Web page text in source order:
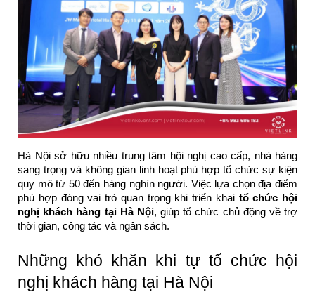
Hà Nội sở hữu nhiều trung tâm hội nghị cao cấp, nhà hàng
sang trọng và không gian linh hoạt phù hợp tổ chức sự kiện
quy mô từ 50 đến hàng nghìn người. Việc lựa chọn địa điểm
phù hợp đóng vai trò quan trọng khi triển khai tổ chức hội
nghị khách hàng tại Hà Nội, giúp tổ chức chủ động về trợ
thời gian, công tác và ngân sách.
Những khó khăn khi tự tổ chức hội
nghị khách hàng tại Hà Nội